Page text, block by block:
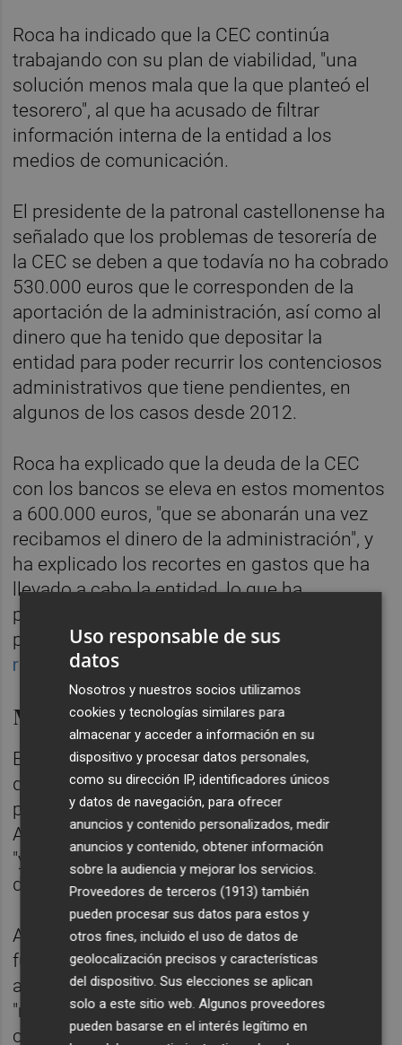
Roca ha indicado que la CEC continúa
trabajando con su plan de viabilidad, "una
solución menos mala que la que planteó el
tesorero", al que ha acusado de filtrar
información interna de la entidad a los
medios de comunicación.
El presidente de la patronal castellonense ha
señalado que los problemas de tesorería de
la CEC se deben a que todavía no ha cobrado
530.000 euros que le corresponden de la
aportación de la administración, así como al
dinero que ha tenido que depositar la
entidad para poder recurrir los contenciosos
administrativos que tiene pendientes, en
algunos de los casos desde 2012.
Roca ha explicado que la deuda de la CEC
con los bancos se eleva en estos momentos
a 600.000 euros, "que se abonarán una vez
recibamos el dinero de la administración", y
ha explicado los recortes en gastos que ha
llevado a cabo la entidad, lo que ha
provocado que de 32 empleados haya
pasado anueve a media jornada y la
reducción de salarios en varias ocasiones
Moción de confianza
El presidente de la CEC también ha indicado
que está estudiando la posibilidad de
presentar una moción de confianza ante la
Asamblea General de la entidad, puesto que
"yo estoy aquí para servir a los empresarios
de la provincia y no para servirme".
Al respecto, ha subrayado que todavía tiene
fuerzas para seguir al frente de la CEC,
aunque ha lamentado que se le esté
"machacando" en algunos medios de
comunicación, "donde me sacan todos los
Uso responsable de sus
datos
Nosotros y nuestros socios utilizamos
cookies y tecnologías similares para
almacenar y acceder a información en su
dispositivo y procesar datos personales,
como su dirección IP, identificadores únicos
y datos de navegación, para ofrecer
anuncios y contenido personalizados, medir
anuncios y contenido, obtener información
sobre la audiencia y mejorar los servicios.
Proveedores de terceros (1913) también
pueden procesar sus datos para estos y
otros fines, incluido el uso de datos de
geolocalización precisos y características
del dispositivo. Sus elecciones se aplican
solo a este sitio web. Algunos proveedores
pueden basarse en el interés legítimo en